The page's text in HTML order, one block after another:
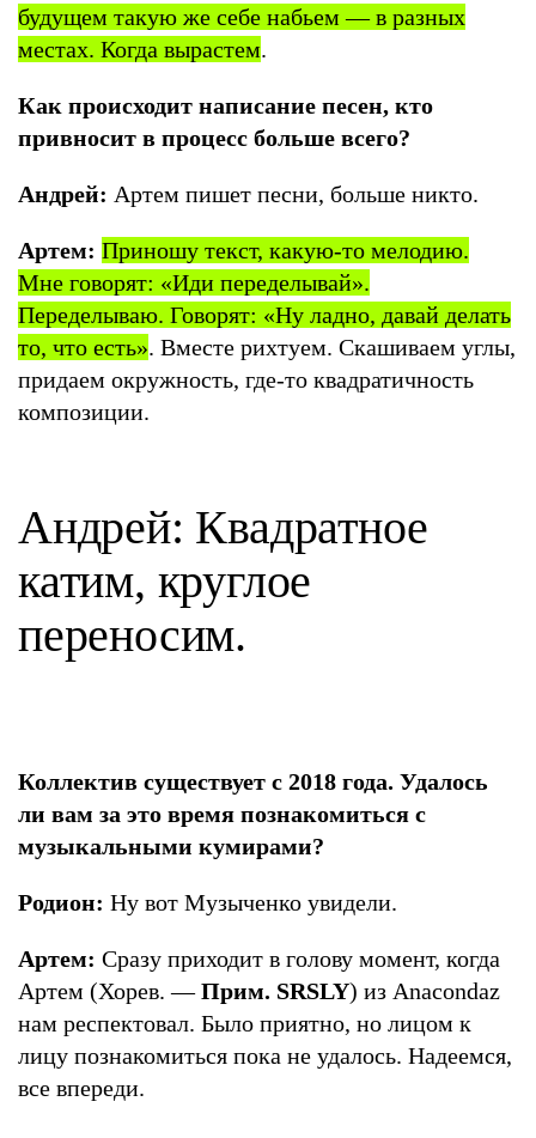
будущем такую же себе набьем — в разных
местах. Когда вырастем.
Как происходит написание песен, кто
привносит в процесс больше всего?
Андрей: Артем пишет песни, больше никто.
Артем: Приношу текст, какую-то мелодию.
Мне говорят: «Иди переделывай».
Переделываю. Говорят: «Ну ладно, давай делать
то, что есть». Вместе рихтуем. Скашиваем углы,
придаем окружность, где-то квадратичность
композиции.
Андрей: Квадратное
катим, круглое
переносим.
Коллектив существует с 2018 года. Удалось
ли вам за это время познакомиться с
музыкальными кумирами?
Родион: Ну вот Музыченко увидели.
Артем: Сразу приходит в голову момент, когда
Артем (Хорев. —Прим. SRSLY) из Anacondaz
нам респектовал. Было приятно, но лицом к
лицу познакомиться пока не удалось. Надеемся,
все впереди.